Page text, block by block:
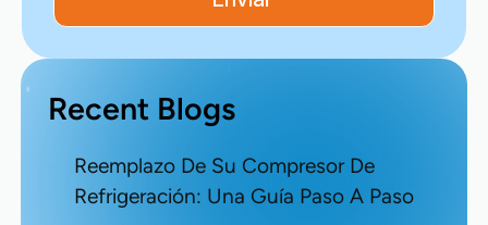
Recent Blogs
Reemplazo De Su Compresor De
Refrigeración: Una Guía Paso A Paso